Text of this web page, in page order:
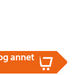
annet